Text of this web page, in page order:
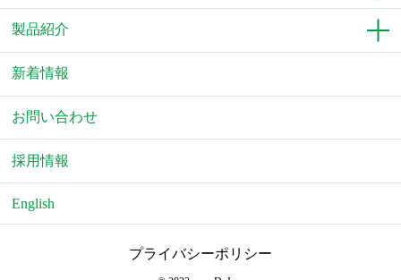
製品紹介
新着情報
お問い合わせ
採用情報
English
プライバシーポリシー